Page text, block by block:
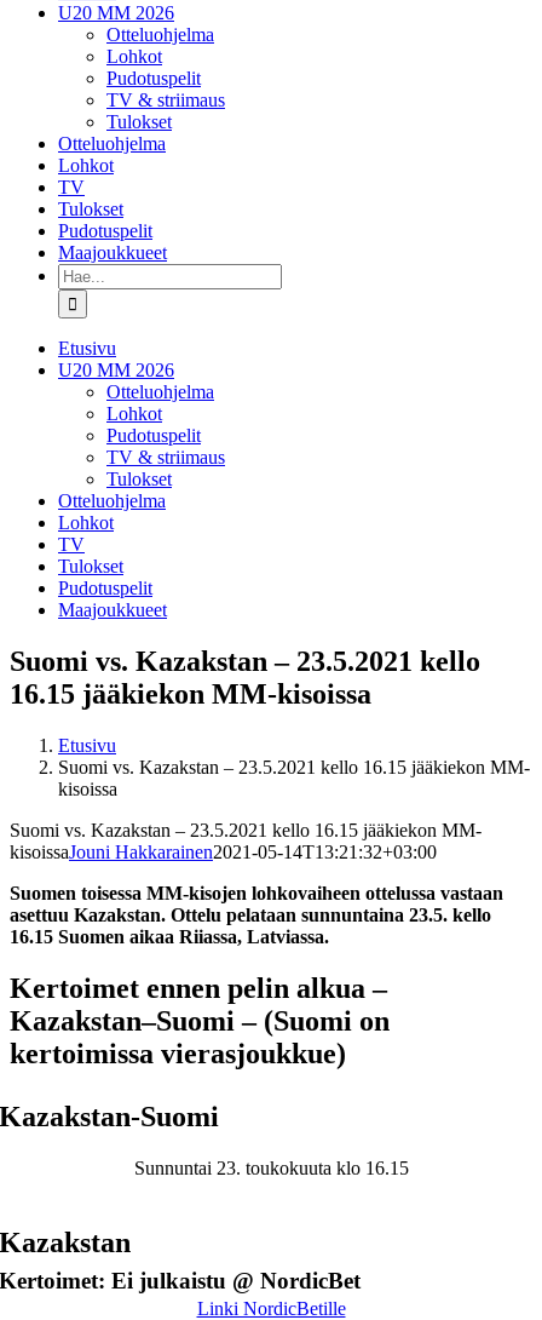
U20 MM 2026
Otteluohjelma
Lohkot
Pudotuspelit
TV & striimaus
Tulokset
Otteluohjelma
Lohkot
TV
Tulokset
Pudotuspelit
Maajoukkueet
Etsi
...
Etusivu
U20 MM 2026
Otteluohjelma
Lohkot
Pudotuspelit
TV & striimaus
Tulokset
Otteluohjelma
Lohkot
TV
Tulokset
Pudotuspelit
Maajoukkueet
Suomi vs. Kazakstan – 23.5.2021 kello
16.15 jääkiekon MM-kisoissa
Etusivu
Suomi vs. Kazakstan – 23.5.2021 kello 16.15 jääkiekon MM-
kisoissa
Suomi vs. Kazakstan – 23.5.2021 kello 16.15 jääkiekon MM-
kisoissaJouni Hakkarainen2021-05-14T13:21:32+03:00
Suomen toisessa MM-kisojen lohkovaiheen ottelussa vastaan
asettuu Kazakstan. Ottelu pelataan sunnuntaina 23.5. kello
16.15 Suomen aikaa Riiassa, Latviassa.
Kertoimet ennen pelin alkua –
Kazakstan–Suomi – (Suomi on
kertoimissa vierasjoukkue)
Kazakstan-Suomi
Sunnuntai 23. toukokuuta klo 16.15
Kazakstan
Kertoimet: Ei julkaistu @ NordicBet
Linki NordicBetille